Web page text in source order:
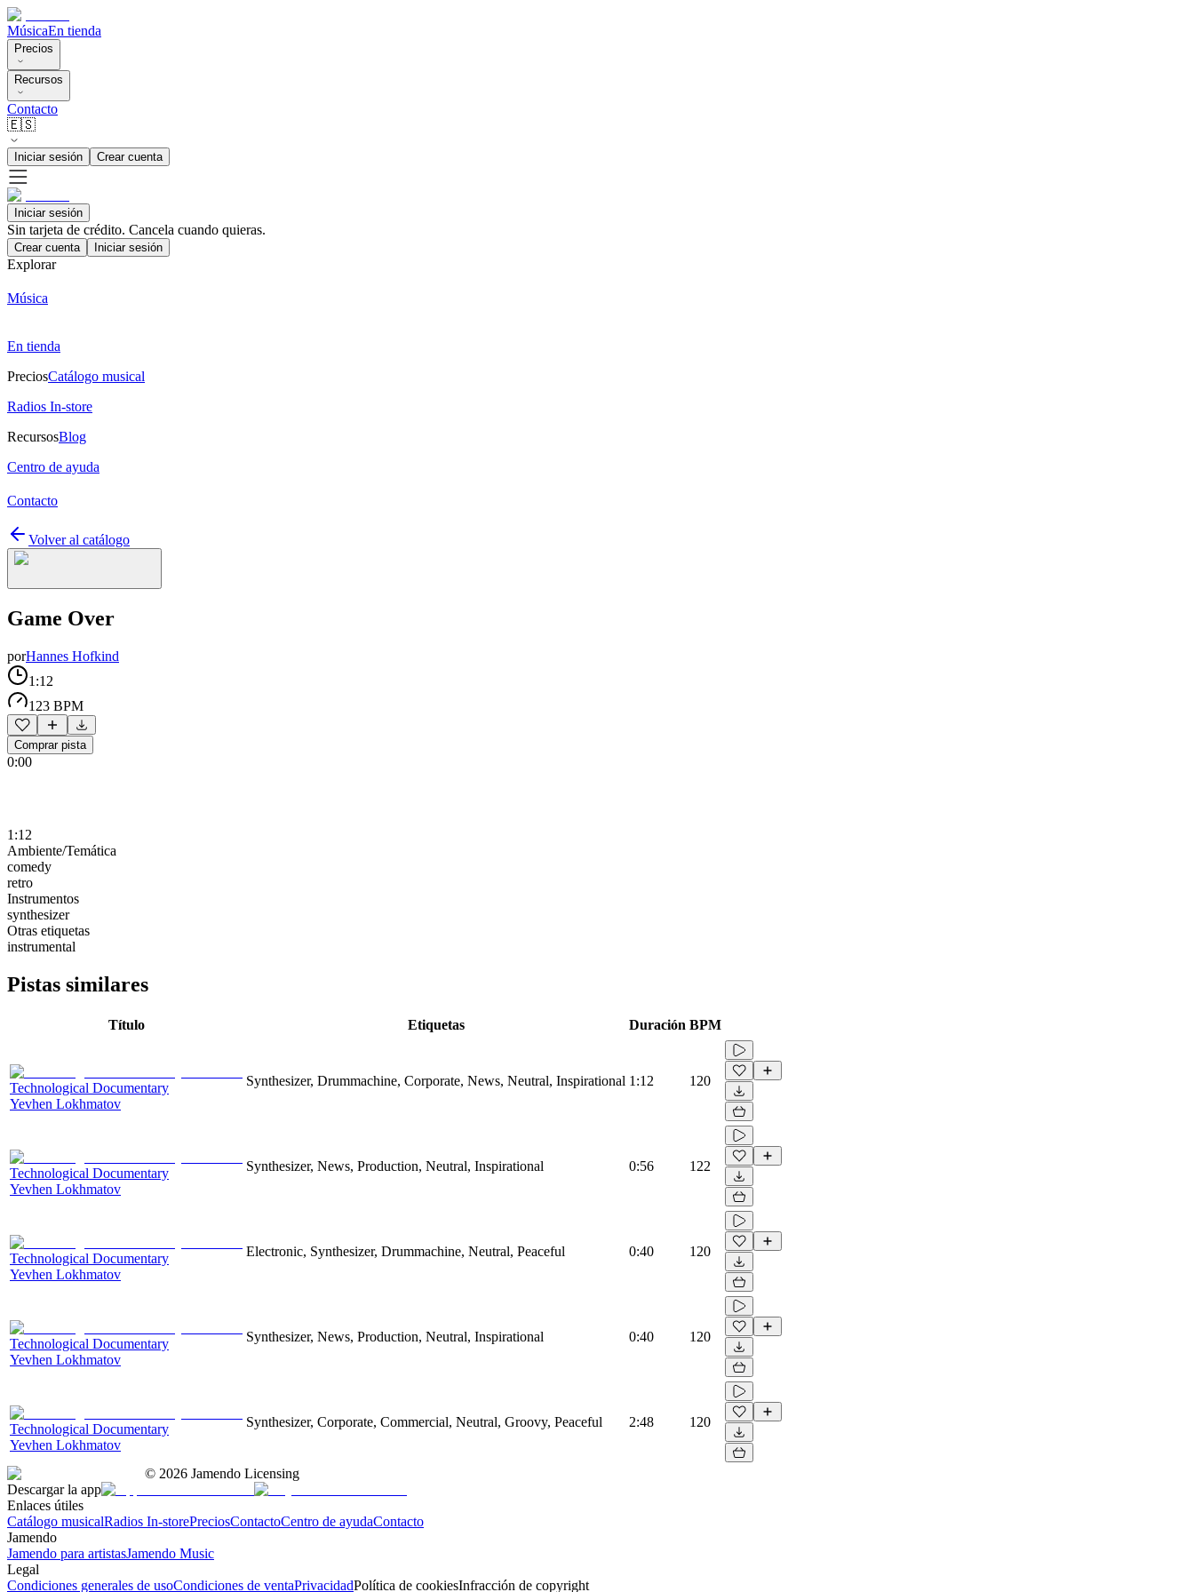
MúsicaEn tienda
Precios
Recursos
Contacto
🇪🇸
Iniciar sesión Crear cuenta
Iniciar sesión
Sin tarjeta de crédito. Cancela cuando quieras.
Crear cuenta Iniciar sesión
Explorar
Música
En tienda
PreciosCatálogo musical
Radios In-store
RecursosBlog
Centro de ayuda
Contacto
Volver al catálogo
Game Over
porHannes Hofkind
1:12
123 BPM
Comprar pista
0:00
1:12
Ambiente/Temática
comedy
retro
Instrumentos
synthesizer
Otras etiquetas
instrumental
Pistas similares
Título Etiquetas Duración BPM
Technological Documentary
Yevhen Lokhmatov
Synthesizer, Drummachine, Corporate, News, Neutral, Inspirational 1:12 120
Technological Documentary
Yevhen Lokhmatov
Synthesizer, News, Production, Neutral, Inspirational 0:56 122
Technological Documentary
Yevhen Lokhmatov
Electronic, Synthesizer, Drummachine, Neutral, Peaceful 0:40 120
Technological Documentary
Yevhen Lokhmatov
Synthesizer, News, Production, Neutral, Inspirational 0:40 120
Technological Documentary
Yevhen Lokhmatov
Synthesizer, Corporate, Commercial, Neutral, Groovy, Peaceful 2:48 120
© 2026 Jamendo Licensing
Descargar la app
Enlaces útiles
Catálogo musicalRadios In-storePreciosContactoCentro de ayudaContacto
Jamendo
Jamendo para artistasJamendo Music
Legal
Condiciones generales de usoCondiciones de ventaPrivacidadPolítica de cookiesInfracción de copyright